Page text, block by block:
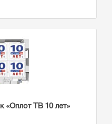
«Оплот ТВ 10 лет»